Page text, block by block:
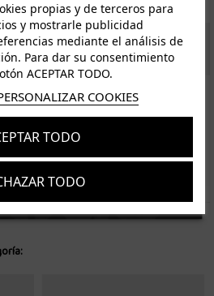
50€
de 50€
realizados a partir de las 12.00h serán enviados el
propias y de terceros para
y mostrarle publicidad
mediante el análisis de
Para dar su consentimiento
ACEPTAR TODO.
COOKIES
TODO
TODO
Suscríbete
y lapolítica de privacidad